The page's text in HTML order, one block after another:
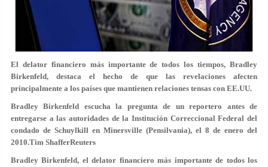
El delator financiero más importante de todos los tiempos, Bradley
Birkenfeld, destaca el hecho de que las revelaciones afecten
principalmente a los países que mantienen relaciones tensas con EE.UU.
Bradley Birkenfeld escucha la pregunta de un reportero antes de
entregarse a las autoridades de la Institución Correccional Federal del
condado de Schuylkill en Minersville (Pensilvania), el 8 de enero del
2010.Tim ShafferReuters
Bradley Birkenfeld, el delator financiero más importante de todos los